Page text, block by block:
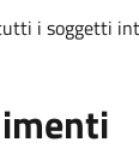
i soggetti